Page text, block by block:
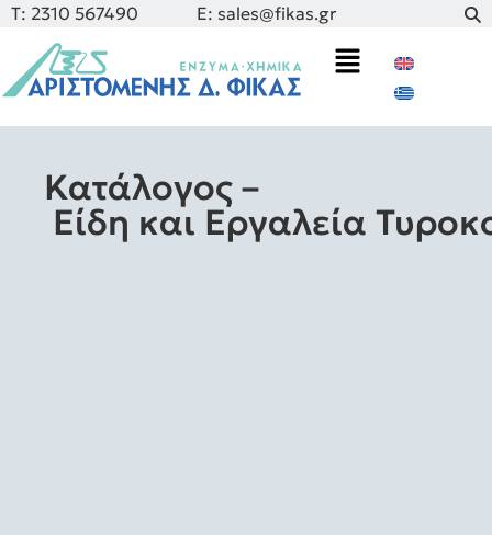
Τ: 2310 567490 E: sales@fikas.gr
Κατάλογος –
Είδη και Εργαλεία